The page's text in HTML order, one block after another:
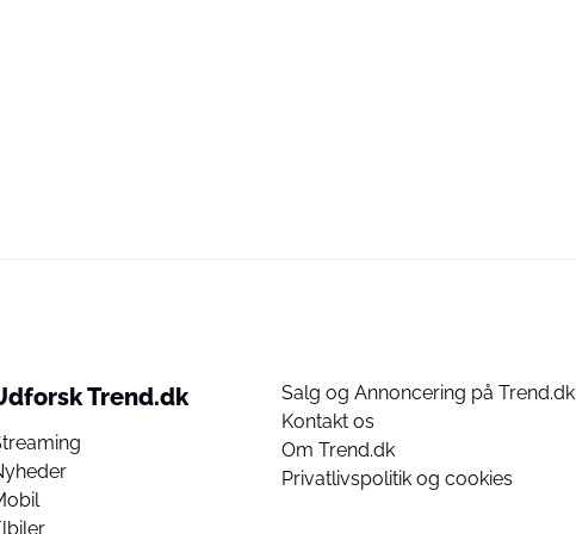
Trend.dk
Salg og Annoncering på Trend.dk
Kontakt os
Om Trend.dk
Privatlivspolitik og cookies